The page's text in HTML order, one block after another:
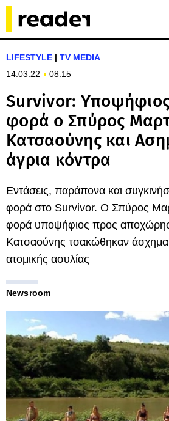
LIFESTYLE | TV MEDIA
14.03.22
08:15
Survivor:
φορά ο Σπύρος
Κατσαούνης και
άγρια κόντρα
Εντάσεις, παράπονα και
φορά στο Survivor. Ο Σπύρος
φορά υποψήφιος προς
Κατσαούνης τσακώθηκαν
ατομικής ασυλίας
Newsroom